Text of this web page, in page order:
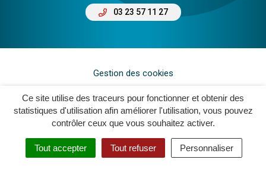
Ce site utilise des traceurs pour fonctionner et obtenir des
statistiques d'utilisation afin améliorer l'utilisation, vous pouvez
contrôler ceux que vous souhaitez activer.
Tout accepter Tout refuser Personnaliser
03 23 57 11 27
Gestion des cookies
Plan du site
Mentions légales
Crédits
Accessibilité : Non Conforme